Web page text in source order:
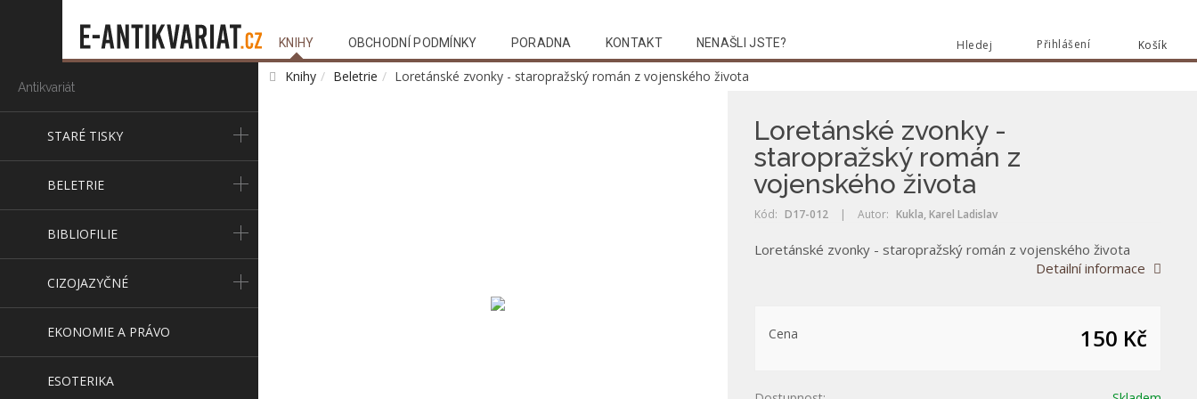
Košík
Přihlášení
Hledej
KNIHY OBCHODNÍ PODMÍNKY PORADNA KONTAKT NENAŠLI JSTE?
Antikvariát
STARÉ TISKY
BELETRIE
BIBLIOFILIE
CIZOJAZYČNÉ
EKONOMIE A PRÁVO
ESOTERIKA
Knihy Beletrie Loretánské zvonky - staropražský román z vojenského života
Loretánské zvonky -
staropražský román z
vojenského života
Kód: D17-012 | Autor: Kukla, Karel Ladislav
Loretánské zvonky - staropražský román z vojenského života
Detailní informace
Cena 150 Kč